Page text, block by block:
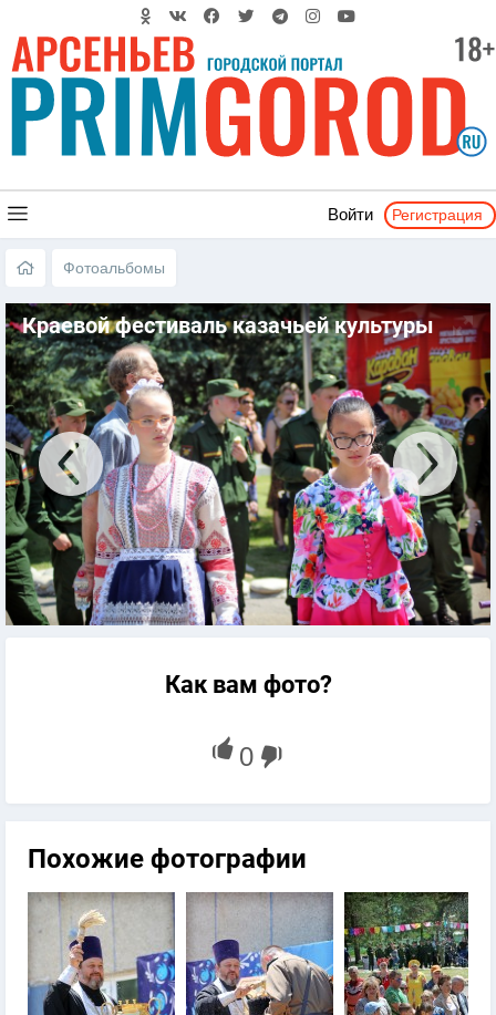
Войти Регистрация
Фотоальбомы
Краевой фестиваль казачьей культуры
«ЛЮБО!» - Арсеньев 2017
Как вам фото?
Похожие фотографии